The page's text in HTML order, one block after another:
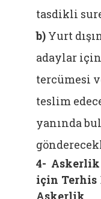
tasdikli
b) Yurt
adaylar
tercümesi
teslim
yanında
4-
için Terhis
Askerlik